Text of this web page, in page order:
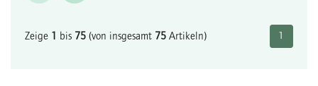
Zeige 1 bis 75 (von insgesamt 75 Artikeln) 1